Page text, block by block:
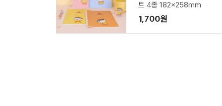
트 4종 182x258mm
1,700원